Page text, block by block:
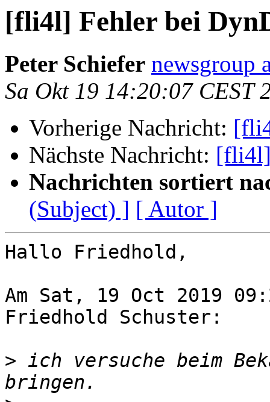
[fli4l] Fehler bei
Peter Schiefer newsgroup
Sa Okt 19 14:20:07 CEST
Vorherige Nachricht:
Nächste Nachricht: [fli4l]
Nachrichten sortiert
(Subject) ] [ Autor ]
Hallo Friedhold,
Am Sat, 19 Oct 2019
Friedhold Schuster:
> ich versuche beim